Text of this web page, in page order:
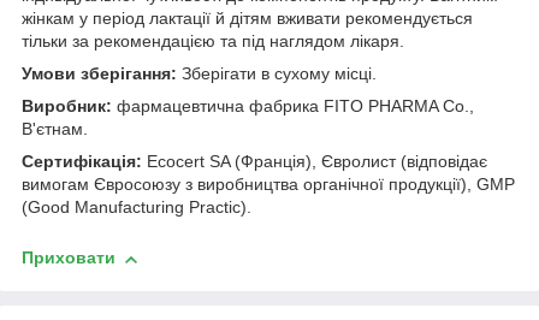
жінкам у період лактації й дітям вживати рекомендується
тільки за рекомендацією та під наглядом лікаря.
Умови зберігання: Зберігати в сухому місці.
Виробник: фармацевтична фабрика FITO PHARMA Co.,
В'єтнам.
Сертифікація: Ecocert SA (Франція), Євролист (відповідає
вимогам Євросоюзу з виробництва органічної продукції), GMP
(Good Manufacturing Practic).
Приховати